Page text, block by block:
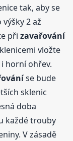
tak, aby se
2 až
přizavařování
vložte
horní ohřev.
se bude
sklenic
doba
každé trouby
V zásadě